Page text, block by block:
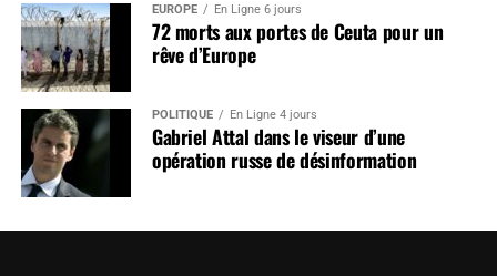
EUROPE En Ligne 6 jours
72 morts aux portes de Ceuta pour un
rêve d’Europe
POLITIQUE En Ligne 4 jours
Gabriel Attal dans le viseur d’une
opération russe de désinformation